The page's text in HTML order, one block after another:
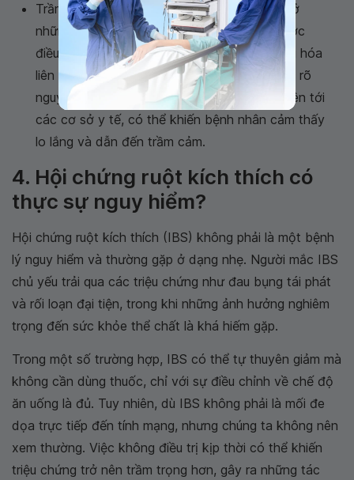
Trầm cảm: Tình trạng này thường xuất hiện ở
những người mắc IBS kéo dài mà không được
điều trị hiệu quả. Các triệu chứng rối loạn tiêu hóa
liên tục, cơn đau dai dẳng và mệt mỏi không rõ
nguyên nhân, cùng với việc phải thường xuyên tới
các cơ sở y tế, có thể khiến bệnh nhân cảm thấy
lo lắng và dẫn đến trầm cảm.
4. Hội chứng ruột kích thích có
thực sự nguy hiểm?
Hội chứng ruột kích thích (IBS) không phải là một bệnh
lý nguy hiểm và thường gặp ở dạng nhẹ. Người mắc IBS
chủ yếu trải qua các triệu chứng như đau bụng tái phát
và rối loạn đại tiện, trong khi những ảnh hưởng nghiêm
trọng đến sức khỏe thể chất là khá hiếm gặp.
Trong một số trường hợp, IBS có thể tự thuyên giảm mà
không cần dùng thuốc, chỉ với sự điều chỉnh về chế độ
ăn uống là đủ. Tuy nhiên, dù IBS không phải là mối đe
dọa trực tiếp đến tính mạng, nhưng chúng ta không nên
xem thường. Việc không điều trị kịp thời có thể khiến
triệu chứng trở nên trầm trọng hơn, gây ra những tác